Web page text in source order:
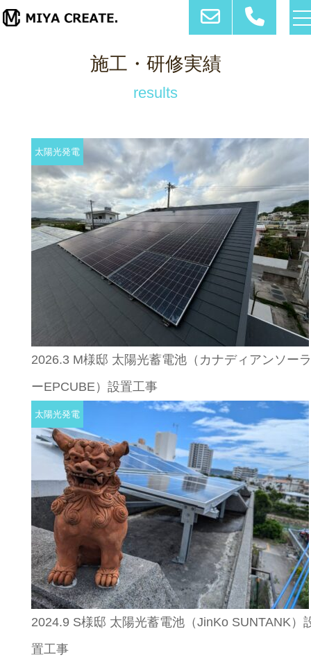
施工・研修実績
results
太陽光発電
2026.3 M様邸 太陽光蓄電池（カナディアンソーラ
ーEPCUBE）設置工事
太陽光発電
2024.9 S様邸 太陽光蓄電池（JinKo SUNTANK）
置工事